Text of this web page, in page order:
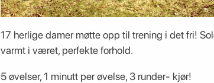
17 herlige damer møtte opp til trening i det fri!
varmt i været, perfekte forhold.
5 øvelser, 1 minutt per øvelse, 3 runder- kjør!